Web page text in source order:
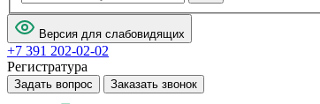
Версия для слабовидящих
+7 391 202-02-02
Регистратура
Задать вопрос Заказать звонок